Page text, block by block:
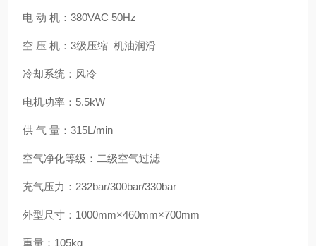
电 动 机：380VAC 50Hz
空 压 机：3级压缩 机油润滑
冷却系统：风冷
电机功率：5.5kW
供 气 量：315L/min
空气净化等级：二级空气过滤
充气压力：232bar/300bar/330bar
外型尺寸：1000mm×460mm×700mm
重量：105kg